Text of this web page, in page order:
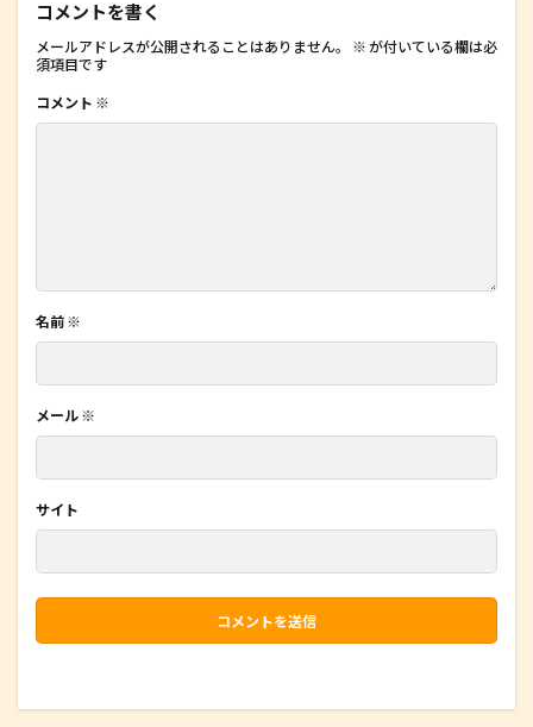
コメントを書く
メールアドレスが公開されることはありません。 ※ が付いている欄は必
須項目です
コメント ※
名前 ※
メール ※
サイト